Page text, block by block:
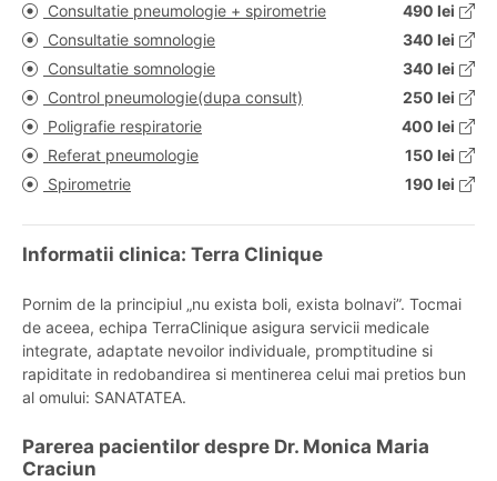
Consultatie pneumologie + spirometrie
490 lei
Consultatie somnologie
340 lei
Consultatie somnologie
340 lei
Control pneumologie(dupa consult)
250 lei
Poligrafie respiratorie
400 lei
Referat pneumologie
150 lei
Spirometrie
190 lei
Informatii clinica: Terra Clinique
Pornim de la principiul „nu exista boli, exista bolnavi”. Tocmai
de aceea, echipa TerraClinique asigura servicii medicale
integrate, adaptate nevoilor individuale, promptitudine si
rapiditate in redobandirea si mentinerea celui mai pretios bun
al omului: SANATATEA.
Parerea pacientilor despre Dr. Monica Maria
Craciun